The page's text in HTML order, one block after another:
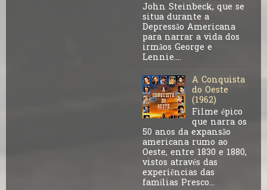
John Steinbeck, que se
situa durante a
Depressão Americana
para narrar a vida dos
irmãos George e
Lennie....
A Conquista
do Oeste
(1962)
Filme épico
que narra os
50 anos da expansão
americana rumo ao
Oeste, entre 1830 e 1880,
vistos através das
experiências das
famílias Presco...